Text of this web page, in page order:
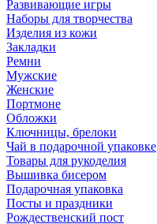
Развивающие игры
Наборы для творчества
Изделия из кожи
Закладки
Ремни
Мужские
Женские
Портмоне
Обложки
Ключницы, брелоки
Чай в подарочной упаковке
Товары для рукоделия
Вышивка бисером
Подарочная упаковка
Посты и праздники
Рождественский пост